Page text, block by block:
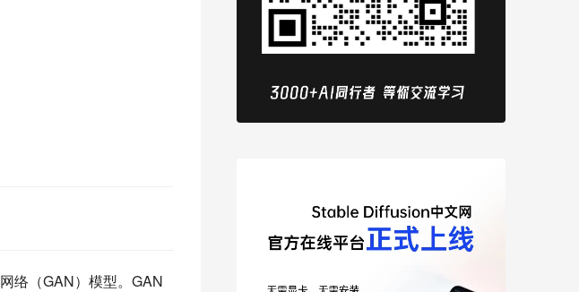
络（GAN）模型。GAN